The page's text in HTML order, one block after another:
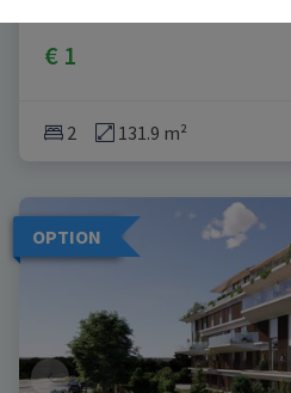
€ 1
2 131.9 m²
OPTION